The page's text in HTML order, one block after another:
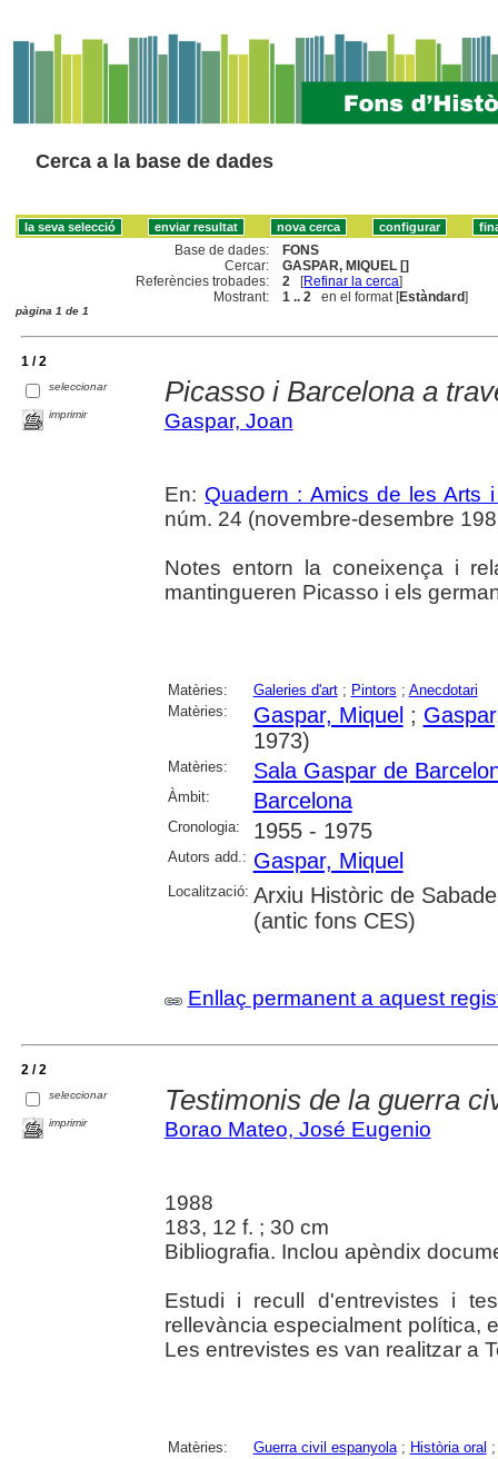
Cerca a la base de dades
Base de dades:
FONS
Cercar:
GASPAR, MIQUEL []
Referències trobades:
2 [Refinar la cerca]
Mostrant:
1 .. 2 en el format [Estàndard]
pàgina 1 de 1
1 / 2
seleccionar
imprimir
Picasso i Barcelona a
Gaspar, Joan
En: Quadern : Amics de les Arts
núm. 24 (novembre-desembre
Notes entorn la coneixença i
mantingueren Picasso i els
Matèries: Galeries d'art; Pintors ; Anecdotari
Matèries:
Gaspar, Miquel ;
1973)
Matèries: Sala Gaspar de
Àmbit: Barcelona
Cronologia: 1955 - 1975
Autors add.: Gaspar, Miquel
Localització: Arxiu Històric de
(antic fons CES)
Enllaç permanent a aquest
2 / 2
seleccionar
imprimir
Testimonis de la guerra
Borao Mateo, José Eugenio
1988
183, 12 f. ; 30 cm
Bibliografia. Inclou apèndix
Estudi i recull d'entrevistes i
rellevància especialment política,
Les entrevistes es van realitzar a
Matèries: Guerra civil espanyola; Història oral